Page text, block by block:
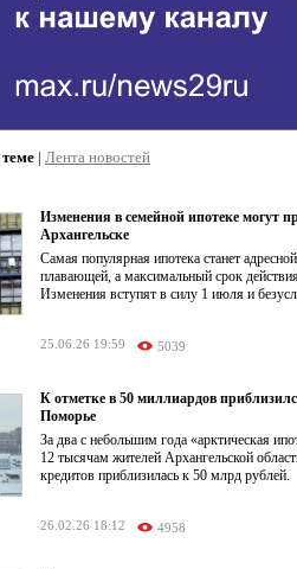
| Лента новостей
Изменения в семейной ипотеке могут
Архангельске
Самая популярная ипотека станет
плавающей, а максимальный срок
Изменения вступят в силу 1 июля и
25.06.26 19:59 5039
К отметке в 50 миллиардов
Поморье
За два с небольшим года «арктическая
12 тысячам жителей Архангельской
кредитов приблизилась к 50 млрд рублей.
26.02.26 18:12 4958